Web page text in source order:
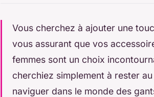
Vous cherchez à ajouter une
vous assurant que vos
femmes sont un choix
cherchiez simplement à rester
naviguer dans le monde des